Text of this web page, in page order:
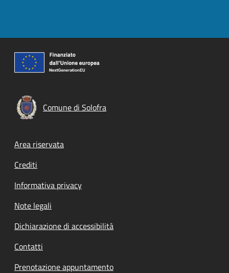
Comune di Solofra
Footer menu
Area riservata
Crediti
Informativa privacy
Note legali
Dichiarazione di accessibilità
Contatti
Prenotazione appuntamento